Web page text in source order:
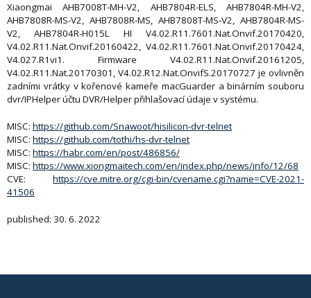
Xiaongmai AHB7008T-MH-V2, AHB7804R-ELS, AHB7804R-MH-V2,
AHB7808R-MS-V2, AHB7808R-MS, AHB7808T-MS-V2, AHB7804R-MS-
V2, AHB7804R-H015L HI V4.02.R11.7601.Nat.Onvif.20170420,
V4.02.R11.Nat.Onvif.20160422, V4.02.R11.7601.Nat.Onvif.20170424,
V4.027.R1vi1. Firmware V4.02.R11.Nat.Onvif.20161205,
V4.02.R11.Nat.20170301, V4.02.R12.Nat.OnvifS.20170727 je ovlivněn
zadními vrátky v kořenové kameře macGuarder a binárním souboru
dvr/IPHelper účtu DVR/Helper přihlašovací údaje v systému.
MISC: https://github.com/Snawoot/hisilicon-dvr-telnet
MISC: https://github.com/tothi/hs-dvr-telnet
MISC: https://habr.com/en/post/486856/
MISC: https://www.xiongmaitech.com/en/index.php/news/info/12/68
CVE: https://cve.mitre.org/cgi-bin/cvename.cgi?name=CVE-2021-
41506
published: 30. 6. 2022